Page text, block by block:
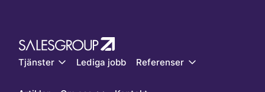
Tjänster Lediga jobb Referenser